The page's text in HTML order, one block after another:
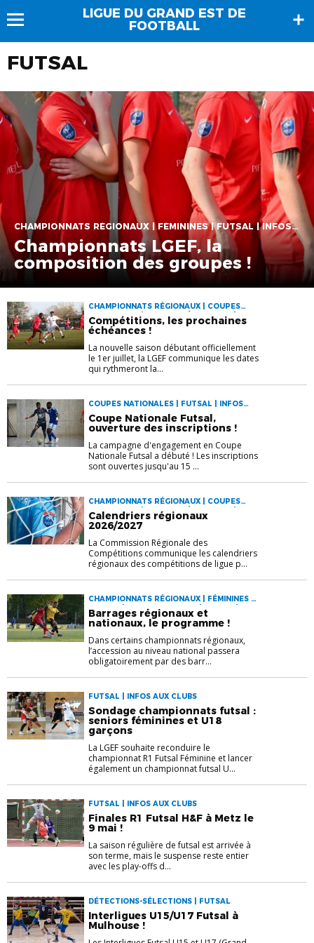
LIGUE DU GRAND EST DE
FOOTBALL
FUTSAL
CHAMPIONNATS RÉGIONAUX | FÉMININES | FUTSAL | INFOS AUX CLUBS | JEUNES | SENIORS
Championnats LGEF, la
composition des groupes !
CHAMPIONNATS RÉGIONAUX | COUPES
NATIONALES | COUPES RÉGIONALES |
FÉMININES | FUTSAL | INFOS AUX CLUBS |
JEUNES | SENIORS
Compétitions, les prochaines
échéances !
La nouvelle saison débutant officiellement
le 1er juillet, la LGEF communique les dates
qui rythmeront la...
COUPES NATIONALES | FUTSAL | INFOS
AUX CLUBS
Coupe Nationale Futsal,
ouverture des inscriptions !
La campagne d'engagement en Coupe
Nationale Futsal a débuté ! Les inscriptions
sont ouvertes jusqu'au 15 ...
CHAMPIONNATS RÉGIONAUX | COUPES
NATIONALES | COUPES RÉGIONALES |
FÉMININES | FUTSAL | INFOS AUX CLUBS |
JEUNES | SENIORS
Calendriers régionaux
2026/2027
La Commission Régionale des
Compétitions communique les calendriers
régionaux des compétitions de ligue p...
CHAMPIONNATS RÉGIONAUX | FÉMININES |
FUTSAL | INFOS AUX CLUBS | JEUNES |
SENIORS
Barrages régionaux et
nationaux, le programme !
Dans certains championnats régionaux,
l’accession au niveau national passera
obligatoirement par des barr...
FUTSAL | INFOS AUX CLUBS
Sondage championnats futsal :
seniors féminines et U18
garçons
La LGEF souhaite reconduire le
championnat R1 Futsal Féminine et lancer
également un championnat futsal U...
FUTSAL | INFOS AUX CLUBS
Finales R1 Futsal H&F à Metz le
9 mai !
La saison régulière de futsal est arrivée à
son terme, mais le suspense reste entier
avec les play-offs d...
DÉTECTIONS-SÉLECTIONS | FUTSAL
Interligues U15/U17 Futsal à
Mulhouse !